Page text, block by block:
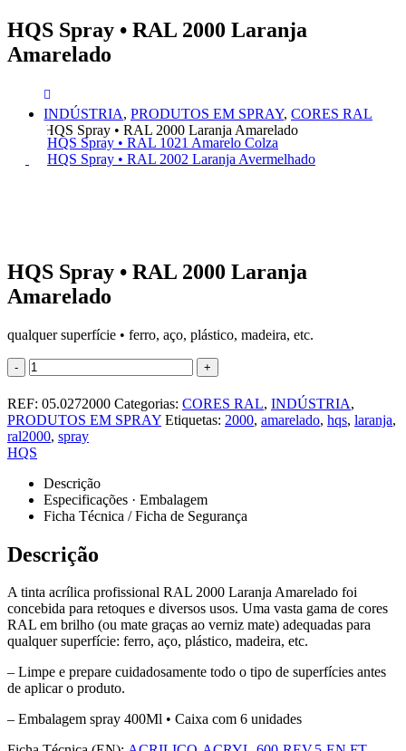
HQS Spray • RAL 2000 Laranja
Amarelado
INDÚSTRIA, PRODUTOS EM SPRAY, CORES RAL
HQS Spray • RAL 2000 Laranja Amarelado
HQS Spray • RAL 1021 Amarelo Colza
HQS Spray • RAL 2002 Laranja Avermelhado
HQS Spray • RAL 2000 Laranja
Amarelado
qualquer superfície • ferro, aço, plástico, madeira, etc.
- +
REF: 05.0272000 Categorias: CORES RAL, INDÚSTRIA,
PRODUTOS EM SPRAY Etiquetas: 2000, amarelado, hqs, laranja,
ral2000, spray
HQS
Descrição
Especificações · Embalagem
Ficha Técnica / Ficha de Segurança
Descrição
A tinta acrílica profissional RAL 2000 Laranja Amarelado foi
concebida para retoques e diversos usos. Uma vasta gama de cores
RAL em brilho (ou mate graças ao verniz mate) adequadas para
qualquer superfície: ferro, aço, plástico, madeira, etc.
– Limpe e prepare cuidadosamente todo o tipo de superfícies antes
de aplicar o produto.
– Embalagem spray 400Ml • Caixa com 6 unidades